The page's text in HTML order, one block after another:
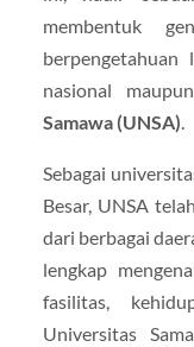
membentuk
nasional
Samawa (UNSA).
Sebagai
Besar, UNSA
dari berbagai
lengkap
fasilitas,
Universitas